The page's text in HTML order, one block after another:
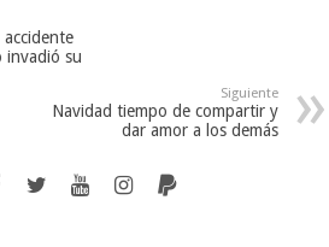
invadió su
Siguiente
Navidad tiempo de compartir y
dar amor a los demás